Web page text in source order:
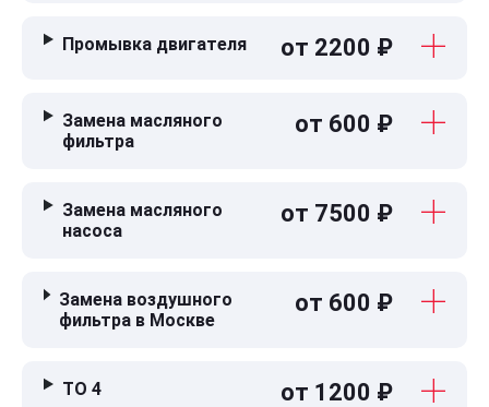
Промывка двигателя от 2200 ₽
Замена масляного
фильтра
от 600 ₽
Замена масляного
насоса
от 7500 ₽
Замена воздушного
фильтра в Москве
от 600 ₽
ТО 4 от 1200 ₽